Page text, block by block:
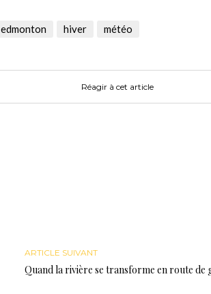
une
nouvelle
une
nouvelle
dans
une
edmonton hiver météo
Réagir à cet article
ARTICLE SUIVANT
Quand la rivière se transforme en route de